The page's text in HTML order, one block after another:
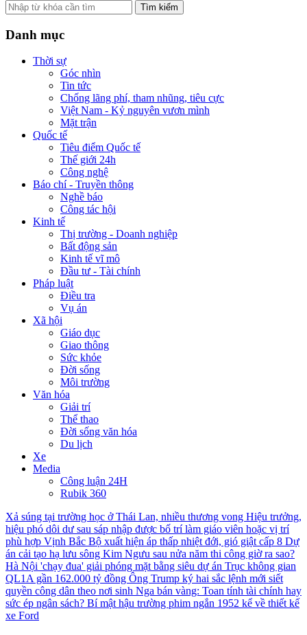
Tìm kiếm
Danh mục
Thời sự
Góc nhìn
Tin tức
Chống lãng phí, tham nhũng, tiêu cực
Việt Nam - Kỷ nguyên vươn mình
Mặt trận
Quốc tế
Tiêu điểm Quốc tế
Thế giới 24h
Công nghệ
Báo chí - Truyền thông
Nghề báo
Công tác hội
Kinh tế
Thị trường - Doanh nghiệp
Bất động sản
Kinh tế vĩ mô
Đầu tư - Tài chính
Pháp luật
Điều tra
Vụ án
Xã hội
Giáo dục
Giao thông
Sức khỏe
Đời sống
Môi trường
Văn hóa
Giải trí
Thể thao
Đời sống văn hóa
Du lịch
Xe
Media
Công luận 24H
Rubik 360
Xả súng tại trường học ở Thái Lan, nhiều thương vong Hiệu trưởng,
hiệu phó dôi dư sau sáp nhập được bố trí làm giáo viên hoặc vị trí
phù hợp Vịnh Bắc Bộ xuất hiện áp thấp nhiệt đới, gió giật cấp 8 Dự
án cải tạo hạ lưu sông Kim Ngưu sau nửa năm thi công giờ ra sao?
Hà Nội 'chạy đua' giải phóng mặt bằng siêu dự án Trục không gian
QL1A gần 162.000 tỷ đồng Ông Trump ký hai sắc lệnh mới siết
quyền công dân theo nơi sinh Nga bán vàng: Toan tính tài chính hay
sức ép ngân sách? Bí mật hậu trường phim ngắn 1952 kể về thiết kế
xe Ford